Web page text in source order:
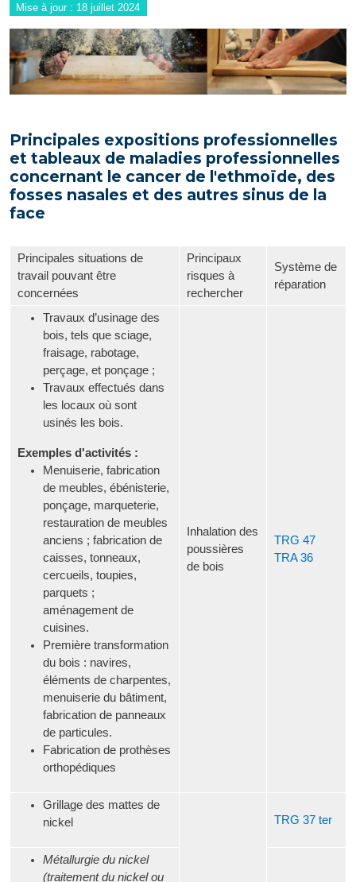
Mise à jour : 18 juillet 2024
Image
Principales expositions professionnelles
et tableaux de maladies professionnelles
concernant le cancer de l'ethmoïde, des
fosses nasales et des autres sinus de la
face
Principales situations de
travail pouvant être
concernées
Principaux
risques à
rechercher
Système de
réparation
Travaux d’usinage des
bois, tels que sciage,
fraisage, rabotage,
perçage, et ponçage ;
Travaux effectués dans
les locaux où sont
usinés les bois.
Exemples d'activités :
Menuiserie, fabrication
de meubles, ébénisterie,
ponçage, marqueterie,
restauration de meubles
anciens ; fabrication de
caisses, tonneaux,
cercueils, toupies,
parquets ;
aménagement de
cuisines.
Première transformation
du bois : navires,
éléments de charpentes,
menuiserie du bâtiment,
fabrication de panneaux
de particules.
Fabrication de prothèses
orthopédiques
Inhalation des
poussières
de bois
TRG 47
TRA 36
Grillage des mattes de
nickel
TRG 37 ter
Métallurgie du nickel
(traitement du nickel ou